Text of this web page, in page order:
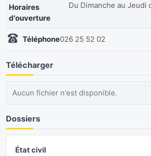
Horaires
d'ouverture
Du Dimanche au Jeudi
Téléphone026 25 52 02
Télécharger
Aucun fichier n'est disponible.
Dossiers
État civil